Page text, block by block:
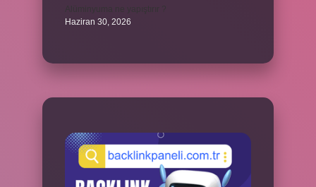
Haziran 30, 2026